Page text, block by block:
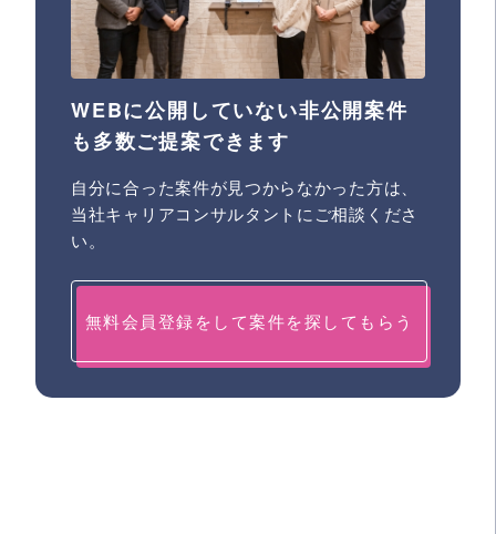
WEBに公開していない非公開案件
も多数ご提案できます
自分に合った案件が見つからなかった方は、
当社キャリアコンサルタントにご相談くださ
い。
無料会員登録をして案件を探してもらう